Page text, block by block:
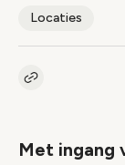
Locaties
Kopieer link
Met ingang